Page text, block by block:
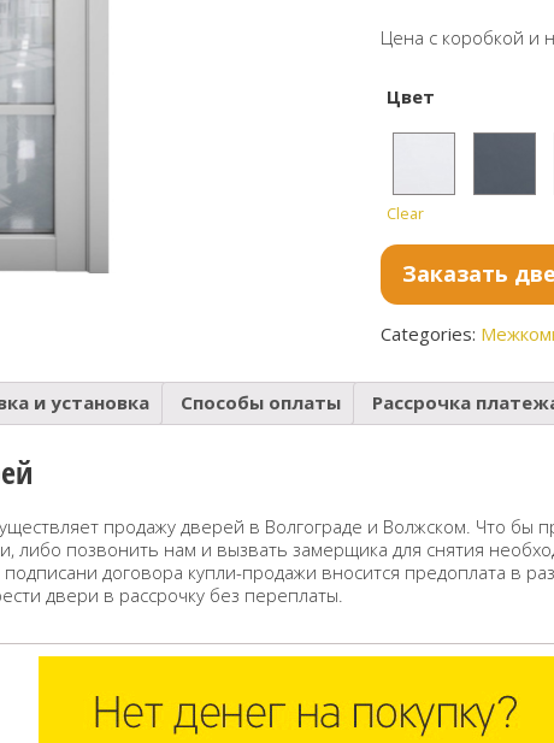
Цена с коробкой и
Цвет
Аляска
Clear
Заказать
Categories:
и установка Способы оплаты Рассрочка
продажу дверей в Волгограде и Волжском. Что
либо позвонить нам и вызвать замерщика для снятия
договора купли-продажи вносится предоплата в
двери в рассрочку без переплаты.